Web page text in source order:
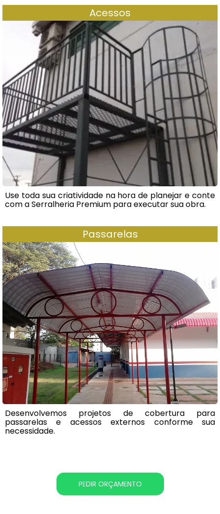
Acessos
Use toda sua criatividade na hora de planejar e conte
com a Serralheria Premium para executar sua obra.
Passarelas
Desenvolvemos projetos de cobertura para
passarelas e acessos externos conforme sua
necessidade.
PEDIR ORÇAMENTO